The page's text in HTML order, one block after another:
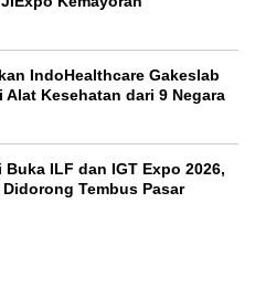
IndoHealthcare Gakeslab
Kesehatan dari 9 Negara
ILF dan IGT Expo 2026,
Tembus Pasar